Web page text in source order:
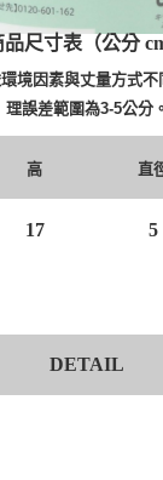
品尺寸表（公分
境因素與丈量方式
理誤差範圍為3-5公分。
高 直
17 5
DETAIL